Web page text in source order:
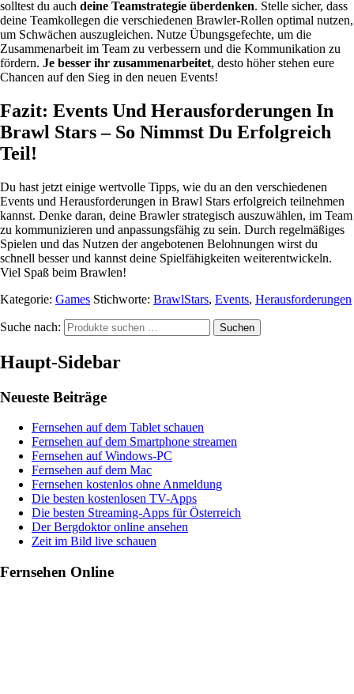
solltest du auch deine Teamstrategie überdenken. Stelle sicher, dass
deine Teamkollegen die verschiedenen Brawler-Rollen optimal nutzen,
um Schwächen auszugleichen. Nutze Übungsgefechte, um die
Zusammenarbeit im Team zu verbessern und die Kommunikation zu
fördern. Je besser ihr zusammenarbeitet, desto höher stehen eure
Chancen auf den Sieg in den neuen Events!
Fazit: Events Und Herausforderungen In
Brawl Stars – So Nimmst Du Erfolgreich
Teil!
Du hast jetzt einige wertvolle Tipps, wie du an den verschiedenen
Events und Herausforderungen in Brawl Stars erfolgreich teilnehmen
kannst. Denke daran, deine Brawler strategisch auszuwählen, im Team
zu kommunizieren und anpassungsfähig zu sein. Durch regelmäßiges
Spielen und das Nutzen der angebotenen Belohnungen wirst du
schnell besser und kannst deine Spielfähigkeiten weiterentwickeln.
Viel Spaß beim Brawlen!
Kategorie: Games Stichworte: BrawlStars, Events, Herausforderungen
Suche nach: Suchen
Haupt-Sidebar
Neueste Beiträge
Fernsehen auf dem Tablet schauen
Fernsehen auf dem Smartphone streamen
Fernsehen auf Windows-PC
Fernsehen auf dem Mac
Fernsehen kostenlos ohne Anmeldung
Die besten kostenlosen TV-Apps
Die besten Streaming-Apps für Österreich
Der Bergdoktor online ansehen
Zeit im Bild live schauen
Fernsehen Online